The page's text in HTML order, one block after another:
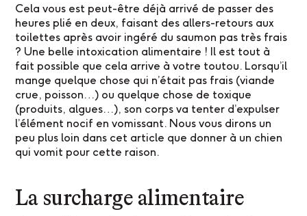
Cela vous est peut-être déjà arrivé de passer des
heures plié en deux, faisant des allers-retours aux
toilettes après avoir ingéré du saumon pas très frais
? Une belle intoxication alimentaire ! Il est tout à
fait possible que cela arrive à votre toutou. Lorsqu’il
mange quelque chose qui n’était pas frais (viande
crue, poisson…) ou quelque chose de toxique
(produits, algues…), son corps va tenter d’expulser
l’élément nocif en vomissant. Nous vous dirons un
peu plus loin dans cet article que donner à un chien
qui vomit pour cette raison.
La surcharge alimentaire